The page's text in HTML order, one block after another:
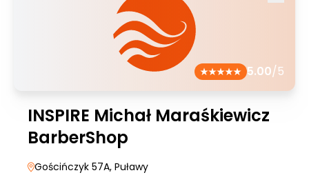
5.00/5
INSPIRE Michał Maraśkiewicz
BarberShop
Gościńczyk 57A, Puławy